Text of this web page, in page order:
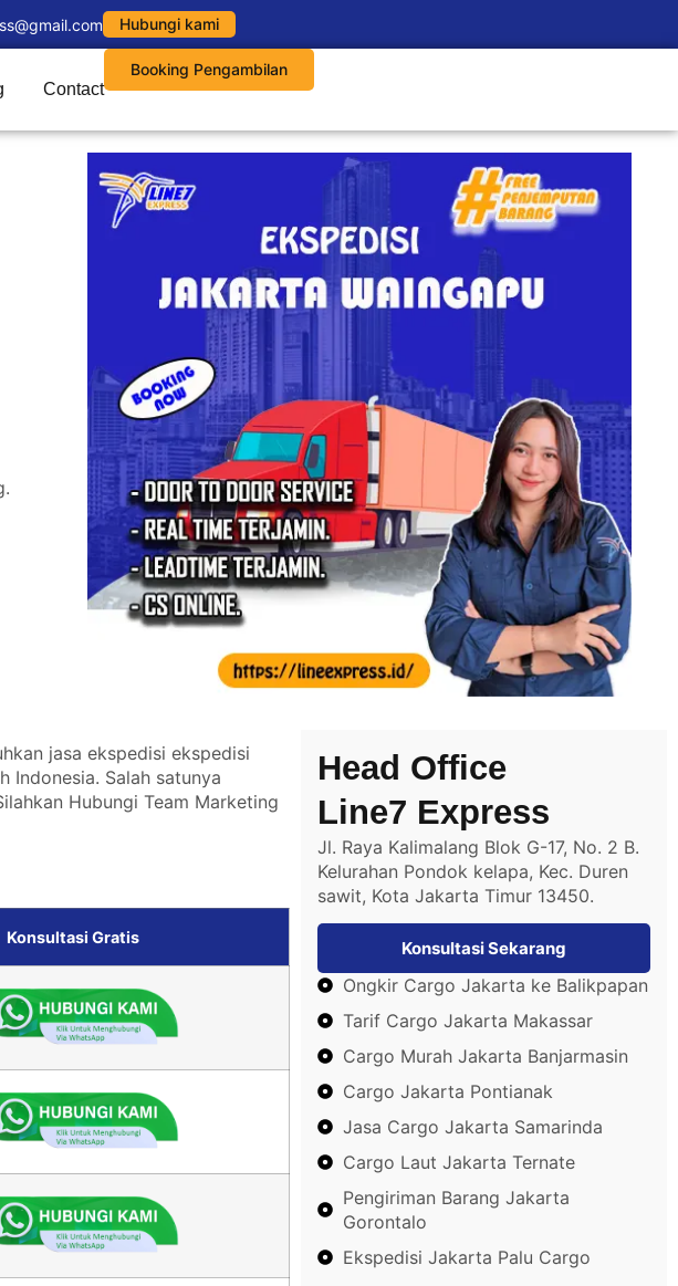
Hubungi kami
Contact
Booking Pengambilan
jasa ekspedisi ekspedisi
Indonesia. Salah satunya
Hubungi Team Marketing
Konsultasi Gratis
Head Office
Line7 Express
Jl. Raya Kalimalang Blok G-17, No. 2 B.
Kelurahan Pondok kelapa, Kec. Duren
sawit, Kota Jakarta Timur 13450.
Konsultasi Sekarang
Ongkir Cargo Jakarta ke Balikpapan
Tarif Cargo Jakarta Makassar
Cargo Murah Jakarta Banjarmasin
Cargo Jakarta Pontianak
Jasa Cargo Jakarta Samarinda
Cargo Laut Jakarta Ternate
Pengiriman Barang Jakarta
Gorontalo
Ekspedisi Jakarta Palu Cargo